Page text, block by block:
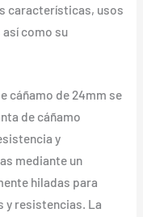
características, usos
como su
cáñamo de 24mm se
de cáñamo
y
mediante un
hiladas para
y resistencias. La